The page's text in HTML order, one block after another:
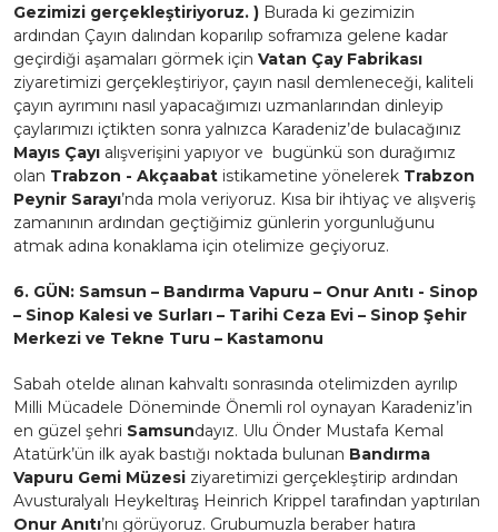
Gezimizi gerçekleştiriyoruz. ) Burada ki gezimizin
ardından Çayın dalından koparılıp soframıza gelene kadar
geçirdiği aşamaları görmek için Vatan Çay Fabrikası
ziyaretimizi gerçekleştiriyor, çayın nasıl demleneceği, kaliteli
çayın ayrımını nasıl yapacağımızı uzmanlarından dinleyip
çaylarımızı içtikten sonra yalnızca Karadeniz’de bulacağınız
Mayıs Çayı alışverişini yapıyor ve bugünkü son durağımız
olan Trabzon - Akçaabat istikametine yönelerek Trabzon
Peynir Sarayı’nda mola veriyoruz. Kısa bir ihtiyaç ve alışveriş
zamanının ardından geçtiğimiz günlerin yorgunluğunu
atmak adına konaklama için otelimize geçiyoruz.
6. GÜN: Samsun – Bandırma Vapuru – Onur Anıtı - Sinop
– Sinop Kalesi ve Surları – Tarihi Ceza Evi – Sinop Şehir
Merkezi ve Tekne Turu – Kastamonu
Sabah otelde alınan kahvaltı sonrasında otelimizden ayrılıp
Milli Mücadele Döneminde Önemli rol oynayan Karadeniz’in
en güzel şehri Samsundayız. Ulu Önder Mustafa Kemal
Atatürk’ün ilk ayak bastığı noktada bulunan Bandırma
Vapuru Gemi Müzesi ziyaretimizi gerçekleştirip ardından
Avusturalyalı Heykeltıraş Heinrich Krippel tarafından yaptırılan
Onur Anıtı’nı görüyoruz. Grubumuzla beraber hatıra